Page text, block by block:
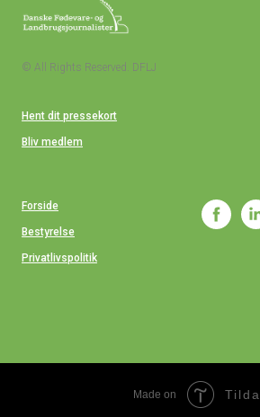
© All Rights Reserved. DFLJ
Hent dit pressekort
Bliv medlem
Forside
Bestyrelse
Privatlivspolitik
Made on Tilda